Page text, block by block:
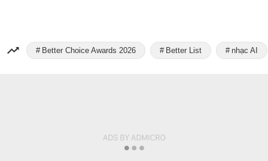
Better Choice Awards 2026 Better List nhạc AI